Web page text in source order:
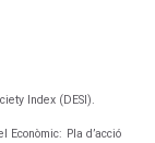
Index (DESI).
Pla d’acció